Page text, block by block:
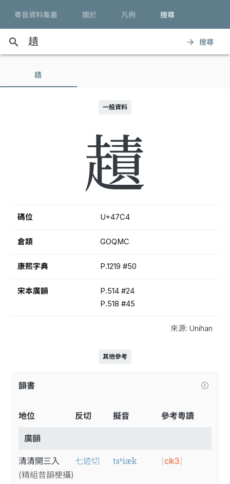
粵音資料集叢 關於 凡例 搜尋
search arrow_forward 搜尋
䟄
一般資料
䟄
碼位 U+47C4
倉頡 GOQMC
康熙字典 P.1219 #50
宋本廣韻
P.514 #24
P.518 #45
來源: Unihan
其他參考
韻書
地位 反切 擬音 參考粵讀
廣韻
清清開三入
(精組昔韻梗攝)
七迹切 tsʰiæk [cik3]